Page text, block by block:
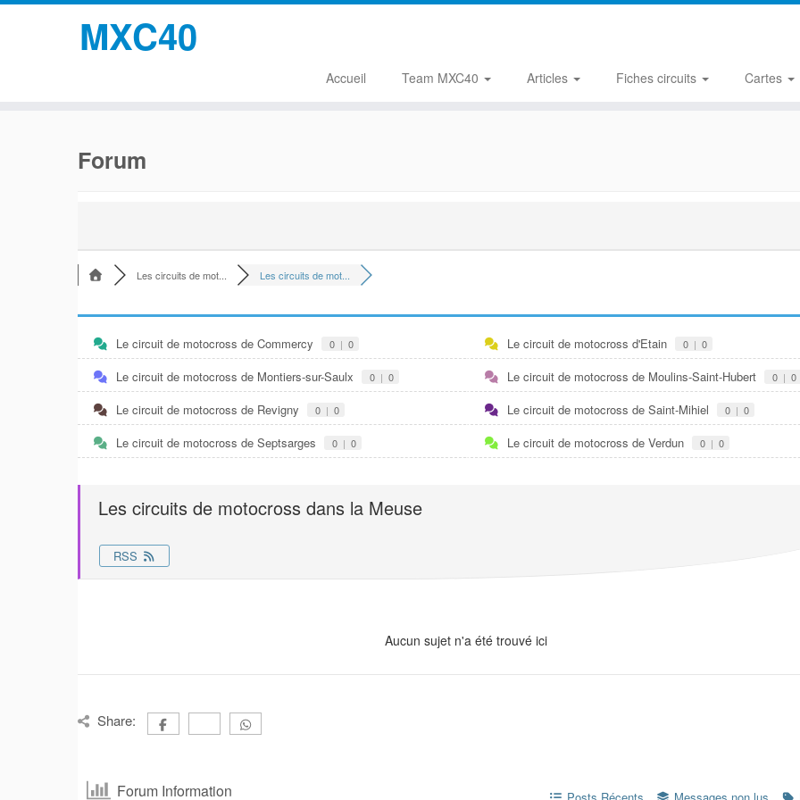
MXC40
Accueil Team MXC40 Articles Fiches circuits Cartes
Forum
Les circuits de mot... Les circuits de mot...
Le circuit de motocross de Commercy 0 | 0 Le circuit de motocross d'Etain 0 | 0
Le circuit de motocross de Montiers-sur-Saulx 0 | 0 Le circuit de motocross de Moulins-Saint-Hubert 0 | 0
Le circuit de motocross de Revigny 0 | 0 Le circuit de motocross de Saint-Mihiel 0 | 0
Le circuit de motocross de Septsarges 0 | 0 Le circuit de motocross de Verdun 0 | 0
Les circuits de motocross dans la Meuse
RSS
Aucun sujet n'a été trouvé ici
Share:
Forum Information